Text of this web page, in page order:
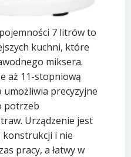
7 litrów to
kuchni, które
miksera.
aż 11-stopniową
umożliwia precyzyjne
potrzeb
Urządzenie jest
konstrukcji i nie
pracy, a łatwy w